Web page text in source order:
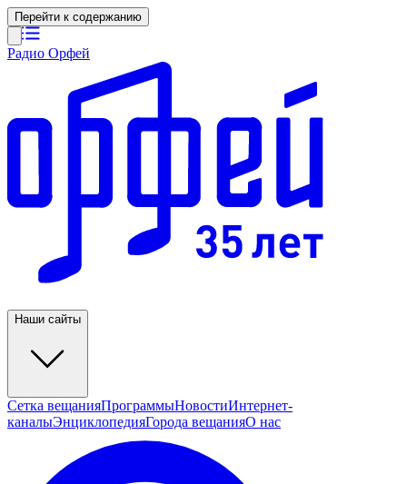
Перейти к содержанию
Радио Орфей
Наши сайты
Сетка вещанияПрограммыНовостиИнтернет-
каналыЭнциклопедияГорода вещанияО нас